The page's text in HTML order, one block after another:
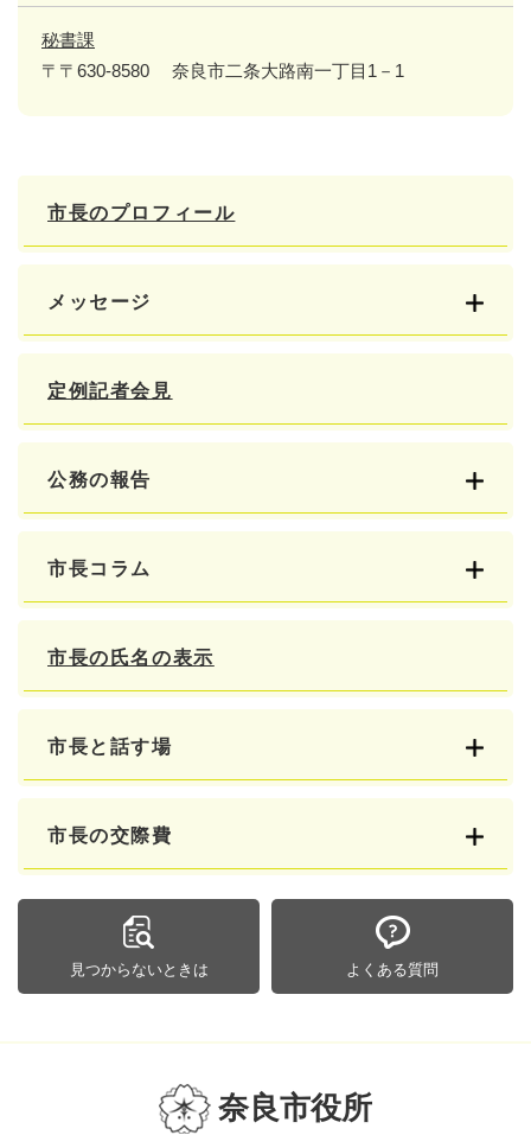
秘書課
〒〒630-8580
奈良市二条大路南一丁目1－1
市長のプロフィール
メッセージ
定例記者会見
公務の報告
市長コラム
市長の氏名の表示
市長と話す場
市長の交際費
見つからないときは よくある質問
奈良市役所